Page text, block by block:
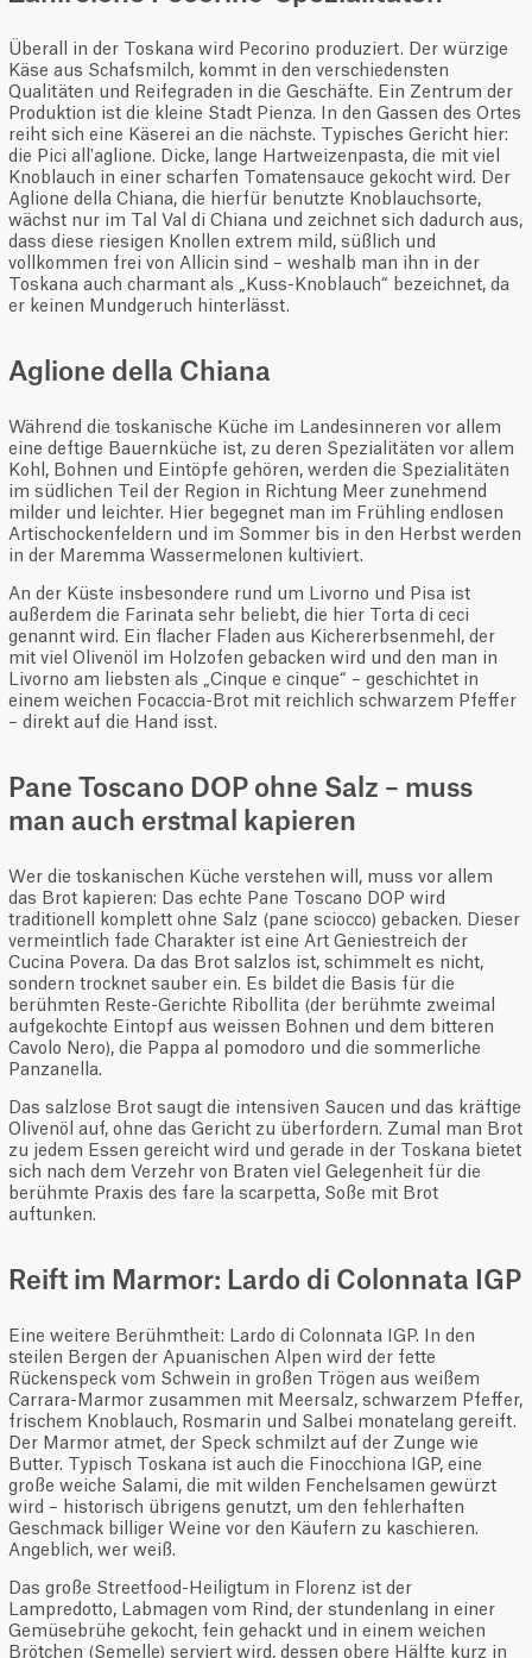
Überall in der Toskana wird Pecorino produziert. Der würzige
Käse aus Schafsmilch, kommt in den verschiedensten
Qualitäten und Reifegraden in die Geschäfte. Ein Zentrum der
Produktion ist die kleine Stadt Pienza. In den Gassen des Ortes
reiht sich eine Käserei an die nächste. Typisches Gericht hier:
die Pici all'aglione. Dicke, lange Hartweizenpasta, die mit viel
Knoblauch in einer scharfen Tomatensauce gekocht wird. Der
Aglione della Chiana, die hierfür benutzte Knoblauchsorte,
wächst nur im Tal Val di Chiana und zeichnet sich dadurch aus,
dass diese riesigen Knollen extrem mild, süßlich und
vollkommen frei von Allicin sind – weshalb man ihn in der
Toskana auch charmant als „Kuss-Knoblauch“ bezeichnet, da
er keinen Mundgeruch hinterlässt.
Aglione della Chiana
Während die toskanische Küche im Landesinneren vor allem
eine deftige Bauernküche ist, zu deren Spezialitäten vor allem
Kohl, Bohnen und Eintöpfe gehören, werden die Spezialitäten
im südlichen Teil der Region in Richtung Meer zunehmend
milder und leichter. Hier begegnet man im Frühling endlosen
Artischockenfeldern und im Sommer bis in den Herbst werden
in der Maremma Wassermelonen kultiviert.
An der Küste insbesondere rund um Livorno und Pisa ist
außerdem die Farinata sehr beliebt, die hier Torta di ceci
genannt wird. Ein flacher Fladen aus Kichererbsenmehl, der
mit viel Olivenöl im Holzofen gebacken wird und den man in
Livorno am liebsten als „Cinque e cinque“ – geschichtet in
einem weichen Focaccia-Brot mit reichlich schwarzem Pfeffer
– direkt auf die Hand isst.
Pane Toscano DOP ohne Salz – muss
man auch erstmal kapieren
Wer die toskanischen Küche verstehen will, muss vor allem
das Brot kapieren: Das echte Pane Toscano DOP wird
traditionell komplett ohne Salz (pane sciocco) gebacken. Dieser
vermeintlich fade Charakter ist eine Art Geniestreich der
Cucina Povera. Da das Brot salzlos ist, schimmelt es nicht,
sondern trocknet sauber ein. Es bildet die Basis für die
berühmten Reste-Gerichte Ribollita (der berühmte zweimal
aufgekochte Eintopf aus weissen Bohnen und dem bitteren
Cavolo Nero), die Pappa al pomodoro und die sommerliche
Panzanella.
Das salzlose Brot saugt die intensiven Saucen und das kräftige
Olivenöl auf, ohne das Gericht zu überfordern. Zumal man Brot
zu jedem Essen gereicht wird und gerade in der Toskana bietet
sich nach dem Verzehr von Braten viel Gelegenheit für die
berühmte Praxis des fare la scarpetta, Soße mit Brot
auftunken.
Reift im Marmor: Lardo di Colonnata IGP
Eine weitere Berühmtheit: Lardo di Colonnata IGP. In den
steilen Bergen der Apuanischen Alpen wird der fette
Rückenspeck vom Schwein in großen Trögen aus weißem
Carrara-Marmor zusammen mit Meersalz, schwarzem Pfeffer,
frischem Knoblauch, Rosmarin und Salbei monatelang gereift.
Der Marmor atmet, der Speck schmilzt auf der Zunge wie
Butter. Typisch Toskana ist auch die Finocchiona IGP, eine
große weiche Salami, die mit wilden Fenchelsamen gewürzt
wird – historisch übrigens genutzt, um den fehlerhaften
Geschmack billiger Weine vor den Käufern zu kaschieren.
Angeblich, wer weiß.
Das große Streetfood-Heiligtum in Florenz ist der
Lampredotto, Labmagen vom Rind, der stundenlang in einer
Gemüsebrühe gekocht, fein gehackt und in einem weichen
Brötchen (Semelle) serviert wird, dessen obere Hälfte kurz in